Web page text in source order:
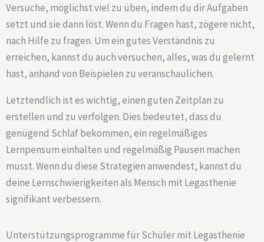
Versuche, möglichst viel zu üben, indem du dir Aufgaben
setzt und sie dann löst. Wenn du Fragen hast, zögere nicht,
nach Hilfe zu fragen. Um ein gutes Verständnis zu
erreichen, kannst du auch versuchen, alles, was du gelernt
hast, anhand von Beispielen zu veranschaulichen.
Letztendlich ist es wichtig, einen guten Zeitplan zu
erstellen und zu verfolgen. Dies bedeutet, dass du
genügend Schlaf bekommen, ein regelmäßiges
Lernpensum einhalten und regelmäßig Pausen machen
musst. Wenn du diese Strategien anwendest, kannst du
deine Lernschwierigkeiten als Mensch mit Legasthenie
signifikant verbessern.
Unterstützungsprogramme für Schüler mit Legasthenie